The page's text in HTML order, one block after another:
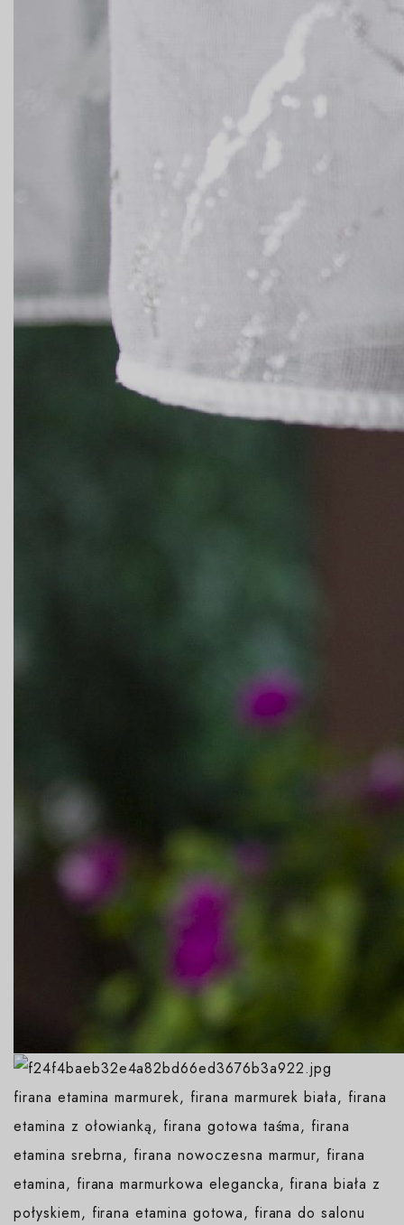
firana etamina marmurek, firana marmurek biała, firana
etamina z ołowianką, firana gotowa taśma, firana
etamina srebrna, firana nowoczesna marmur, firana
etamina, firana marmurkowa elegancka, firana biała z
połyskiem, firana etamina gotowa, firana do salonu